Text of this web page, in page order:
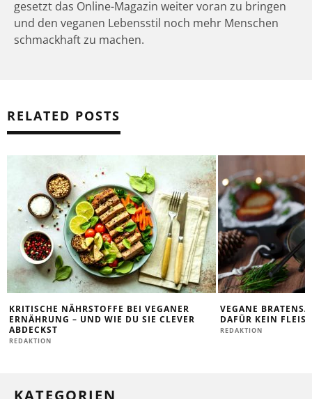
gesetzt das Online-Magazin weiter voran zu bringen
und den veganen Lebensstil noch mehr Menschen
schmackhaft zu machen.
RELATED POSTS
KRITISCHE NÄHRSTOFFE BEI VEGANER
ERNÄHRUNG – UND WIE DU SIE CLEVER
ABDECKST
REDAKTION
VEGANE
DAFÜR KEIN
REDAKTION
KATEGORIEN